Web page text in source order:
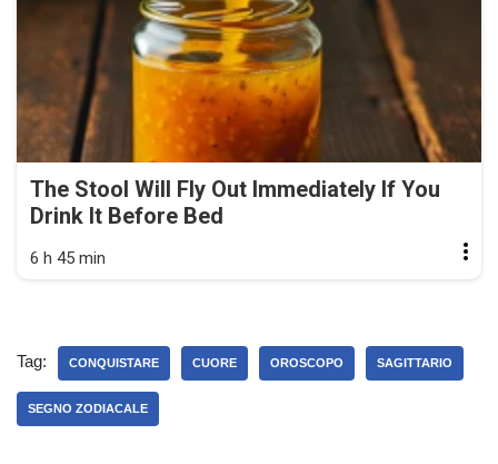
The Stool Will Fly Out Immediately If You
Drink It Before Bed
6 h 45 min
Tag: CONQUISTARE CUORE OROSCOPO SAGITTARIO
SEGNO ZODIACALE